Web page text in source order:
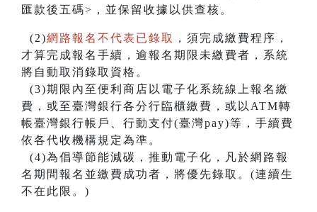
匯款後五碼>，並保留收據以供查核。
(2)網路報名不代表已錄取
，須完成繳費程序，
才算完成報名手續，逾報名期限未繳費者，系統
將自動取消錄取資格。
(3)期限內至便利商店以電子化系統線上報名繳
費，或至臺灣銀行各分行臨櫃繳費，或以ATM轉
帳臺灣銀行帳戶、行動支付(臺灣pay)等，手續費
依各代收機構規定為準。
(4)為倡導節能減碳，推動電子化，凡於網路報
名期間報名並繳費成功者，將優先錄取。(連續生
不在此限。)